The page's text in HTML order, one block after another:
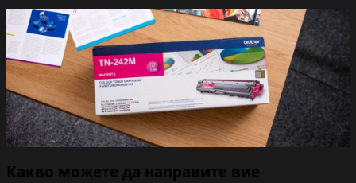
Какво можете да направите вие